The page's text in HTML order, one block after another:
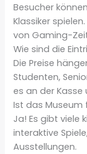
Besucher
Klassiker
von Gaming-
Wie sind die
Die Preise
Studenten,
es an der Kasse
Ist das Museum
Ja! Es gibt viele
interaktive
Ausstellungen.